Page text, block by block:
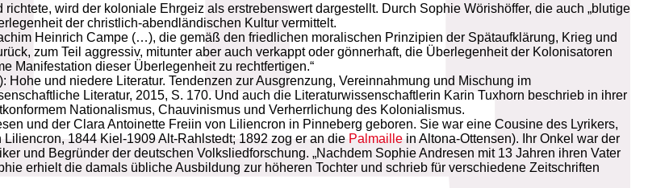
wird der koloniale Ehrgeiz als erstrebenswert dargestellt. Durch Sophie Wörishöffer, die auch „blutige
der christlich-abendländischen Kultur vermittelt.
Heinrich Campe (…), die gemäß den friedlichen moralischen Prinzipien der Spätaufklärung, Krieg und
zum Teil aggressiv, mitunter aber auch verkappt oder gönnerhaft, die Überlegenheit der Kolonisatoren
Manifestation dieser Überlegenheit zu rechtfertigen.“
und niedere Literatur. Tendenzen zur Ausgrenzung, Vereinnahmung und Mischung im
Literatur, 2015, S. 170. Und auch die Literaturwissenschaftlerin Karin Tuxhorn beschrieb in ihrer
Nationalismus, Chauvinismus und Verherrlichung des Kolonialismus.
und der Clara Antoinette Freiin von Liliencron in Pinneberg geboren. Sie war eine Cousine des Lyrikers,
1844 Kiel-1909 Alt-Rahlstedt; 1892 zog er an die Palmaille in Altona-Ottensen). Ihr Onkel war der
und Begründer der deutschen Volksliedforschung. „Nachdem Sophie Andresen mit 13 Jahren ihren Vater
erhielt die damals übliche Ausbildung zur höheren Tochter und schrieb für verschiedene Zeitschriften